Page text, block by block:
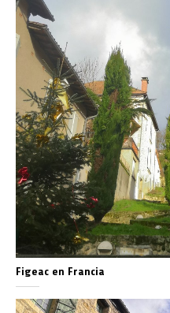
Figeac en Francia